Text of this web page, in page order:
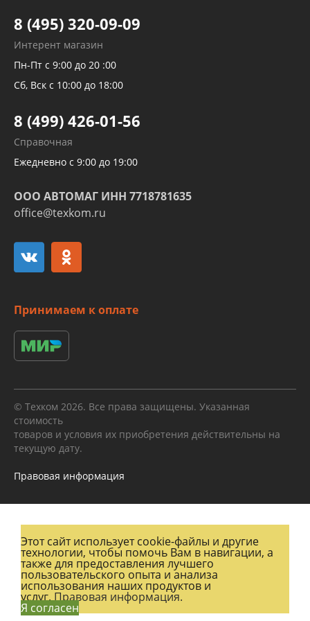
Тормозных трубок
Рукавов гидроусилителей
Рукавов компрессоров и турбин
Трубок кондиционеров
Развертка пайка медных стальных
алюминиевых трубок и штуцеров
8 (495) 320-09-09
Интерент магазин
Пн-Пт с 9:00 до 20 :00
Сб, Вск с 10:00 до 18:00
8 (499) 426-01-56
Справочная
Ежедневно с 9:00 до 19:00
ООО АВТОМАГ ИНН 7718781635
office@texkom.ru
Принимаем к оплате
© Техком 2026. Все права защищены. Указанная
стоимость
товаров и условия их приобретения действительны на
текущую дату.
Правовая информация
Этот сайт использует cookie-файлы и другие
технологии, чтобы помочь Вам в навигации, а
также для предоставления лучшего
пользовательского опыта и анализа
использования наших продуктов и
услуг.Правовая информация.
Я согласен